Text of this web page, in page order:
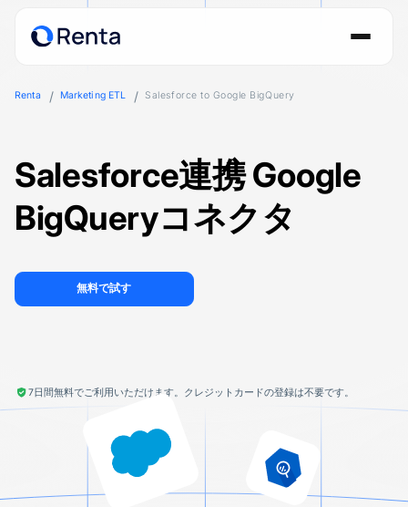
Renta Marketing ETL Salesforce to Google BigQuery
Salesforce連携 Google
BigQueryコネクタ
無料で試す
7日間無料でご利用いただけます。クレジットカードの登録は不要です。